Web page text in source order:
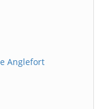
Anglefort